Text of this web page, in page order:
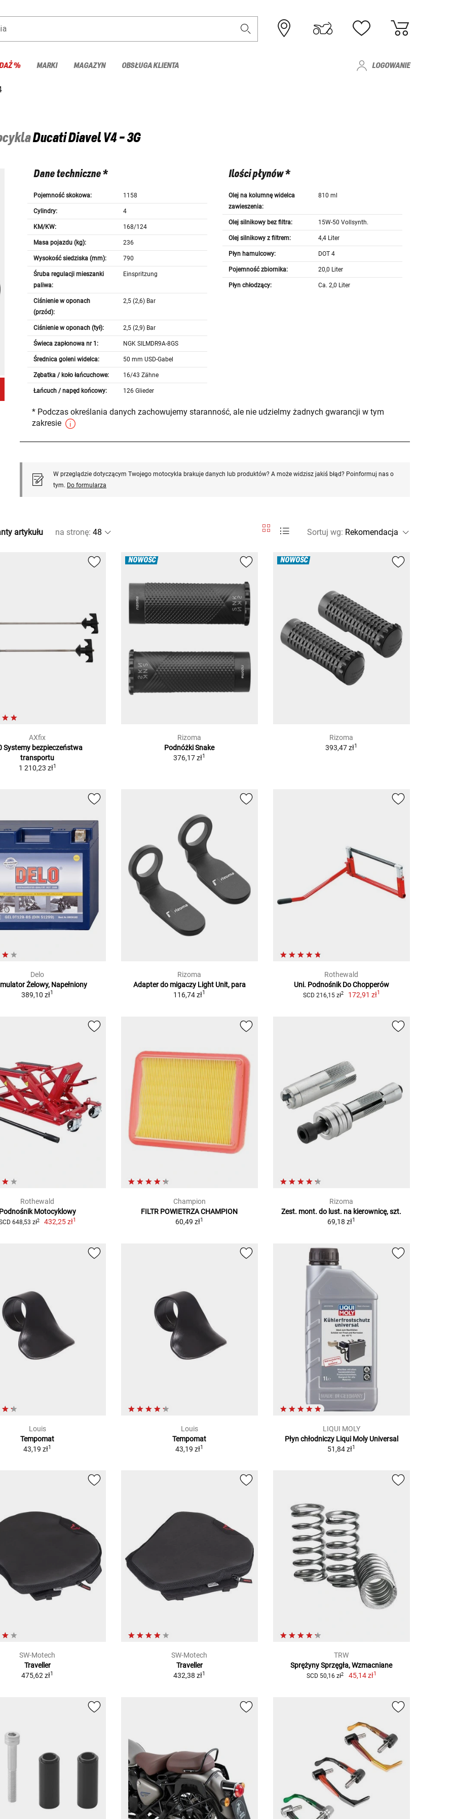
% MARKI MAGAZYN OBSŁUGA KLIENTA LOGOWANIE
DucatiDiavel V4 - 3G
Dane techniczne *
Pojemność skokowa: 1158
Cylindry: 4
KM/KW: 168/124
Masa pojazdu (kg): 236
Wysokość siedziska (mm): 790
Śruba regulacji mieszanki
paliwa:
Einspritzung
Ciśnienie w oponach
(przód):
2,5 (2,6) Bar
Ciśnienie w oponach (tył): 2,5 (2,9) Bar
Świeca zapłonowa nr 1: NGK SILMDR9A-8GS
Średnica goleni widelca: 50 mm USD-Gabel
Zębatka / koło łańcuchowe: 16/43 Zähne
Łańcuch / napęd końcowy: 126 Glieder
Ilości płynów *
Olej na kolumnę widelca
zawieszenia:
810 ml
Olej silnikowy bez filtra: 15W-50 Vollsynth.
Olej silnikowy z filtrem: 4,4 Liter
Płyn hamulcowy: DOT 4
Pojemność zbiornika: 20,0 Liter
Płyn chłodzący: Ca. 2,0 Liter
* Podczas określania danych zachowujemy staranność, ale nie udzielmy żadnych gwarancji w tym
zakresie
W przeglądzie dotyczącym Twojego motocykla brakuje danych lub produktów? A może widzisz jakiś błąd? Poinformuj nas o
tym. Do formularza
artykułu na stronę: Sortuj wg:
AXfix
Systemy bezpieczeństwa
transportu
1 210,23 zł1
NOWOŚĆ
Rizoma
Podnóżki Snake
376,17 zł1
NOWOŚĆ
Rizoma
393,47 zł1
Delo
Żelowy, Napełniony
389,10 zł1
Rizoma
Adapter do migaczy Light Unit, para
116,74 zł1
Rothewald
Uni. Podnośnik Do Chopperów
SCD 216,15 zł2 172,91 zł1
Rothewald
Motocyklowy
648,53 zł2 432,25 zł1
Champion
FILTR POWIETRZA CHAMPION
60,49 zł1
Rizoma
Zest. mont. do lust. na kierownicę, szt.
69,18 zł1
Louis
Tempomat
43,19 zł1
Louis
Tempomat
43,19 zł1
LIQUI MOLY
Płyn chłodniczy Liqui Moly Universal
51,84 zł1
SW-Motech
Traveller
475,62 zł1
SW-Motech
Traveller
432,38 zł1
TRW
Sprężyny Sprzęgła, Wzmacniane
SCD 50,16 zł2 45,14 zł1